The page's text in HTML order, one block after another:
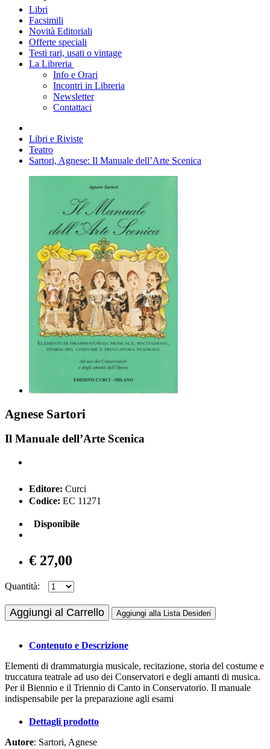
Libri
Facsimili
Novità Editoriali
Offerte speciali
Testi rari, usati o vintage
La Libreria
Info e Orari
Incontri in Libreria
Newsletter
Contattaci
Libri e Riviste
Teatro
Sartori, Agnese: Il Manuale dell’Arte Scenica
Agnese Sartori
Il Manuale dell’Arte Scenica
Editore: Curci
Codice: EC 11271
Disponibile
€ 27,00
Quantità:
Aggiungi al Carrello Aggiungi alla Lista Desideri
Contenuto e Descrizione
Elementi di drammaturgia musicale, recitazione, storia del costume e
truccatura teatrale ad uso dei Conservatori e degli amanti di musica.
Per il Biennio e il Triennio di Canto in Conservatorio. Il manuale
indispensabile per la preparazione agli esami
Dettagli prodotto
Autore: Sartori, Agnese